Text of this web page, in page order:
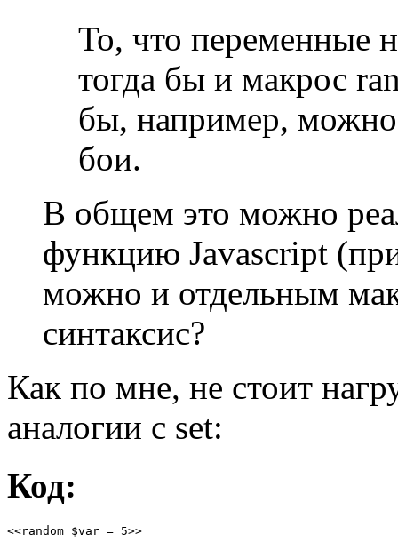
То, что переменные
тогда бы и макрос
бы, например,
бои.
В общем это можно
функцию Javascript
можно и отдельным
синтаксис?
Как по мне, не стоит
аналогии с set:
Код:
<<random $var = 5>>